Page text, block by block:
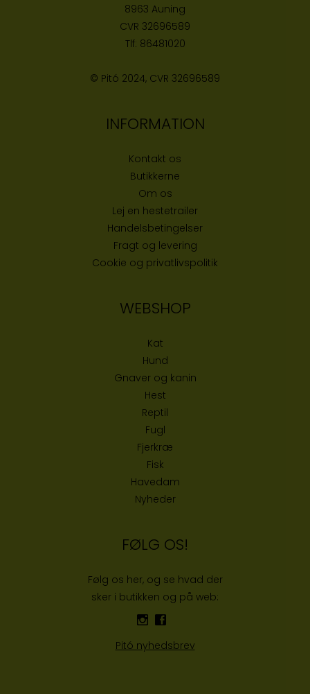
8963 Auning
CVR 32696589
Tlf: 86481020
© Pitó 2024, CVR 32696589
INFORMATION
Kontakt os
Butikkerne
Om os
Lej en hestetrailer
Handelsbetingelser
Fragt og levering
Cookie og privatlivspolitik
WEBSHOP
Kat
Hund
Gnaver og kanin
Hest
Reptil
Fugl
Fjerkræ
Fisk
Havedam
Nyheder
FØLG OS!
Følg os her, og se hvad der
sker i butikken og på web:
Pitó nyhedsbrev